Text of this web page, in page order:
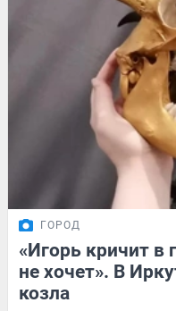
ГОРОД
«Игорь кричит в
не хочет». В
козла